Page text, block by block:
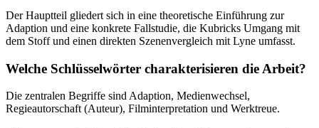
Der Hauptteil gliedert sich in eine theoretische Einführung zur
Adaption und eine konkrete Fallstudie, die Kubricks Umgang mit
dem Stoff und einen direkten Szenenvergleich mit Lyne umfasst.
Welche Schlüsselwörter charakterisieren die Arbeit?
Die zentralen Begriffe sind Adaption, Medienwechsel,
Regieautorschaft (Auteur), Filminterpretation und Werktreue.